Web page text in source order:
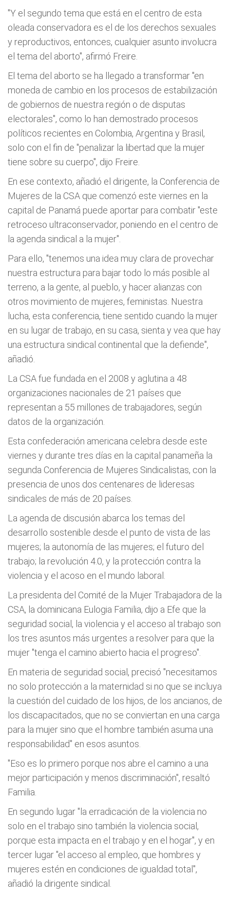
"Y el segundo tema que está en el centro de esta
oleada conservadora es el de los derechos sexuales
y reproductivos, entonces, cualquier asunto involucra
el tema del aborto", afirmó Freire.
El tema del aborto se ha llegado a transformar "en
moneda de cambio en los procesos de estabilización
de gobiernos de nuestra región o de disputas
electorales", como lo han demostrado procesos
políticos recientes en Colombia, Argentina y Brasil,
solo con el fin de "penalizar la libertad que la mujer
tiene sobre su cuerpo", dijo Freire.
En ese contexto, añadió el dirigente, la Conferencia de
Mujeres de la CSA que comenzó este viernes en la
capital de Panamá puede aportar para combatir "este
retroceso ultraconservador, poniendo en el centro de
la agenda sindical a la mujer".
Para ello, "tenemos una idea muy clara de provechar
nuestra estructura para bajar todo lo más posible al
terreno, a la gente, al pueblo, y hacer alianzas con
otros movimiento de mujeres, feministas. Nuestra
lucha, esta conferencia, tiene sentido cuando la mujer
en su lugar de trabajo, en su casa, sienta y vea que hay
una estructura sindical continental que la defiende",
añadió.
La CSA fue fundada en el 2008 y aglutina a 48
organizaciones nacionales de 21 países que
representan a 55 millones de trabajadores, según
datos de la organización.
Esta confederación americana celebra desde este
viernes y durante tres días en la capital panameña la
segunda Conferencia de Mujeres Sindicalistas, con la
presencia de unos dos centenares de lideresas
sindicales de más de 20 países.
La agenda de discusión abarca los temas del
desarrollo sostenible desde el punto de vista de las
mujeres; la autonomía de las mujeres; el futuro del
trabajo; la revolución 4.0, y la protección contra la
violencia y el acoso en el mundo laboral.
La presidenta del Comité de la Mujer Trabajadora de la
CSA, la dominicana Eulogia Familia, dijo a Efe que la
seguridad social, la violencia y el acceso al trabajo son
los tres asuntos más urgentes a resolver para que la
mujer "tenga el camino abierto hacia el progreso".
En materia de seguridad social, precisó "necesitamos
no solo protección a la maternidad si no que se incluya
la cuestión del cuidado de los hijos, de los ancianos, de
los discapacitados, que no se conviertan en una carga
para la mujer sino que el hombre también asuma una
responsabilidad" en esos asuntos.
"Eso es lo primero porque nos abre el camino a una
mejor participación y menos discriminación", resaltó
Familia.
En segundo lugar "la erradicación de la violencia no
solo en el trabajo sino también la violencia social,
porque esta impacta en el trabajo y en el hogar", y en
tercer lugar "el acceso al empleo, que hombres y
mujeres estén en condiciones de igualdad total",
añadió la dirigente sindical.